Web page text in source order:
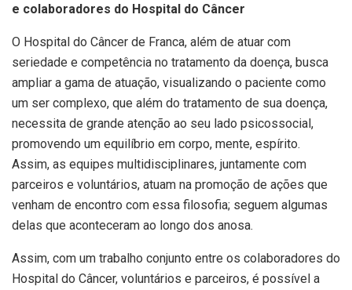
e colaboradores do Hospital do Câncer
O Hospital do Câncer de Franca, além de atuar com
seriedade e competência no tratamento da doença, busca
ampliar a gama de atuação, visualizando o paciente como
um ser complexo, que além do tratamento de sua doença,
necessita de grande atenção ao seu lado psicossocial,
promovendo um equilíbrio em corpo, mente, espírito.
Assim, as equipes multidisciplinares, juntamente com
parceiros e voluntários, atuam na promoção de ações que
venham de encontro com essa filosofia; seguem algumas
delas que aconteceram ao longo dos anosa.
Assim, com um trabalho conjunto entre os colaboradores do
Hospital do Câncer, voluntários e parceiros, é possível a